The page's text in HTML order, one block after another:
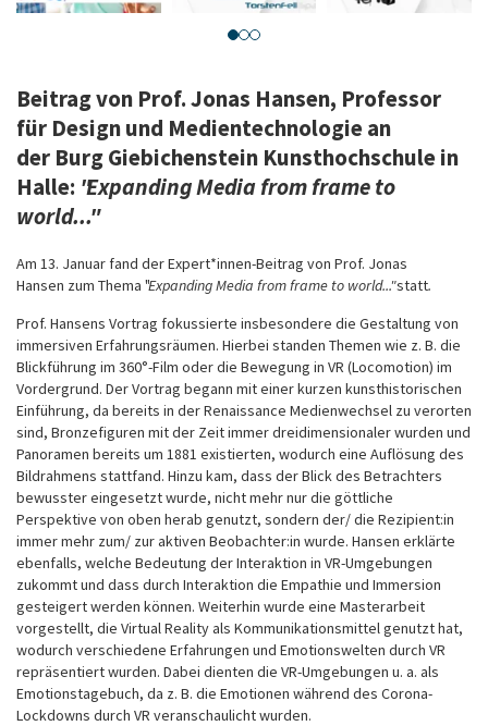
Beitrag von Prof. Jonas Hansen, Professor
für Design und Medientechnologie an
der Burg Giebichenstein Kunsthochschule in
Halle: "Expanding Media from frame to
world..."
Am 13. Januar fand der Expert*innen-Beitrag von Prof. Jonas
Hansen zum Thema "Expanding Media from frame to world..."statt.
Prof. Hansens Vortrag fokussierte insbesondere die Gestaltung von
immersiven Erfahrungsräumen. Hierbei standen Themen wie z. B. die
Blickführung im 360°-Film oder die Bewegung in VR (Locomotion) im
Vordergrund. Der Vortrag begann mit einer kurzen kunsthistorischen
Einführung, da bereits in der Renaissance Medienwechsel zu verorten
sind, Bronzefiguren mit der Zeit immer dreidimensionaler wurden und
Panoramen bereits um 1881 existierten, wodurch eine Auflösung des
Bildrahmens stattfand. Hinzu kam, dass der Blick des Betrachters
bewusster eingesetzt wurde, nicht mehr nur die göttliche
Perspektive von oben herab genutzt, sondern der/ die Rezipient:in
immer mehr zum/ zur aktiven Beobachter:in wurde. Hansen erklärte
ebenfalls, welche Bedeutung der Interaktion in VR-Umgebungen
zukommt und dass durch Interaktion die Empathie und Immersion
gesteigert werden können. Weiterhin wurde eine Masterarbeit
vorgestellt, die Virtual Reality als Kommunikationsmittel genutzt hat,
wodurch verschiedene Erfahrungen und Emotionswelten durch VR
repräsentiert wurden. Dabei dienten die VR-Umgebungen u. a. als
Emotionstagebuch, da z. B. die Emotionen während des Corona-
Lockdowns durch VR veranschaulicht wurden.